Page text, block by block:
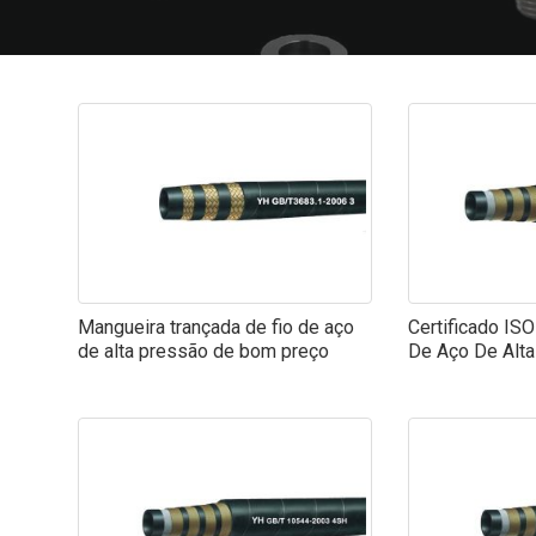
Mangueira trançada de fio de aço
de alta pressão de bom preço
Certificado
De Aço De